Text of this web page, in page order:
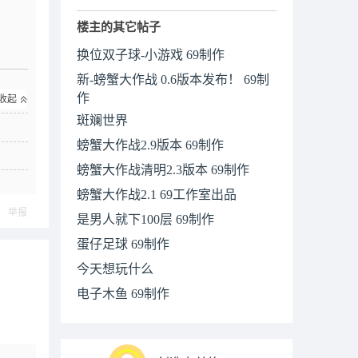
起
举报
楼主的其它帖子
换位双子球-小游戏 69制作
新-螃蟹大作战 0.6版本发布！ 69制
作
斑斓世界
螃蟹大作战2.9版本 69制作
螃蟹大作战清明2.3版本 69制作
螃蟹大作战2.1 69工作室出品
是男人就下100层 69制作
蛋仔足球 69制作
今天想玩什么
电子木鱼 69制作